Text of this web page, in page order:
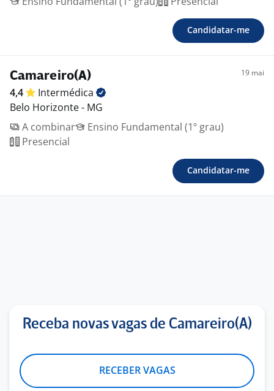
Candidatar-me
Camareiro(A) 19 mai
4,4
Intermédica
Belo Horizonte - MG
A combinar
Ensino Fundamental (1º grau)
Presencial
Candidatar-me
Receba novas vagas de Camareiro(A)
RECEBER VAGAS